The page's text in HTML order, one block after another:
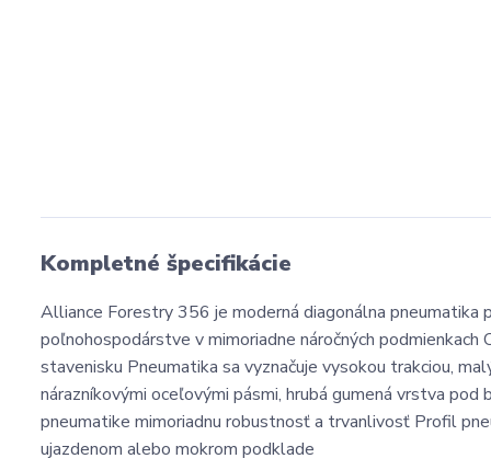
Kompletné špecifikácie
Alliance Forestry 356 je moderná diagonálna
poľnohospodárstve v mimoriadne náročných
stavenisku Pneumatika sa vyznačuje vysokou trakciou,
nárazníkovými oceľovými pásmi, hrubá gumená vrstva
pneumatike mimoriadnu robustnosť a trvanlivosť Profil
ujazdenom alebo mokrom podklade